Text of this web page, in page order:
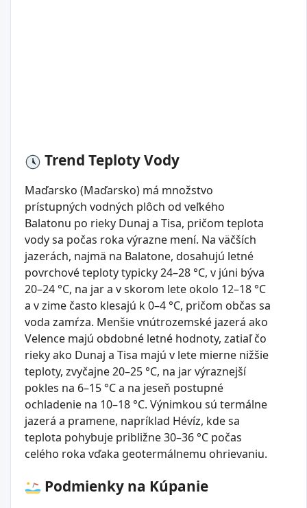
Trend Teploty Vody
Maďarsko (Maďarsko) má množstvo
prístupných vodných plôch od veľkého
Balatonu po rieky Dunaj a Tisa, pričom teplota
vody sa počas roka výrazne mení. Na väčších
jazerách, najmä na Balatone, dosahujú letné
povrchové teploty typicky 24–28 °C, v júni býva
20–24 °C, na jar a v skorom lete okolo 12–18 °C
a v zime často klesajú k 0–4 °C, pričom občas sa
voda zamŕza. Menšie vnútrozemské jazerá ako
Velence majú obdobné letné hodnoty, zatiaľ čo
rieky ako Dunaj a Tisa majú v lete mierne nižšie
teploty, zvyčajne 20–25 °C, na jar výraznejší
pokles na 6–15 °C a na jeseň postupné
ochladenie na 10–18 °C. Výnimkou sú termálne
jazerá a pramene, napríklad Hévíz, kde sa
teplota pohybuje približne 30–36 °C počas
celého roka vďaka geotermálnemu ohrievaniu.
Podmienky na Kúpanie